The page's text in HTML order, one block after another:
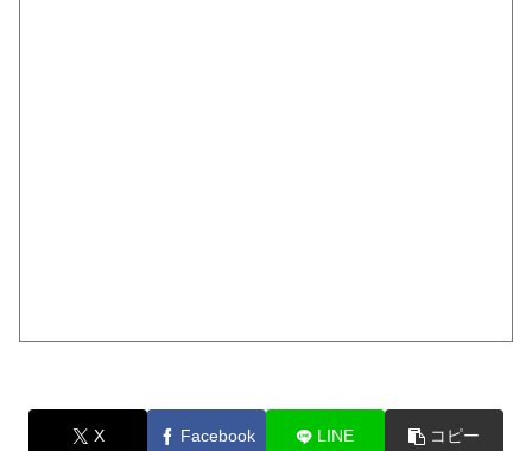
X Facebook LINE コピー